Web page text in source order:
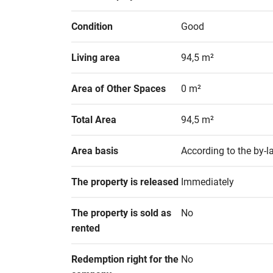
Condition Good
Living area 94,5 m²
Area of Other Spaces 0 m²
Total Area 94,5 m²
Area basis According to the by-
The property is released Immediately
The property is sold as
rented
No
Redemption right for the No